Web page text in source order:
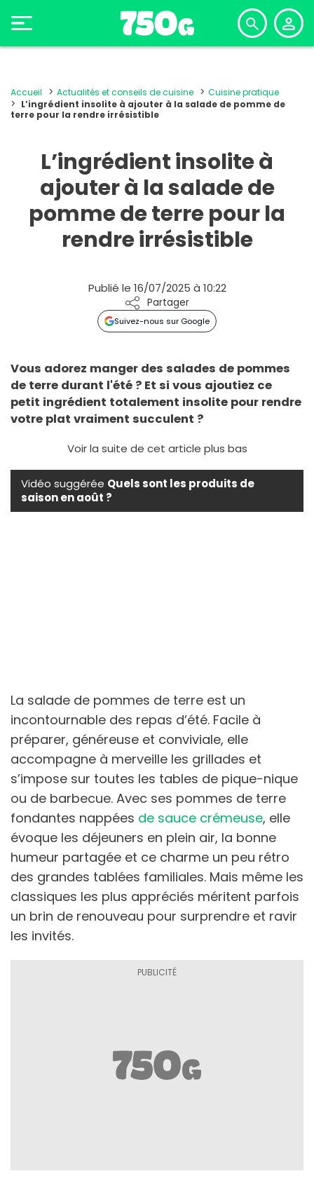
Accueil Actualités et conseils de cuisine
Cuisine pratique
L’ingrédient insolite à ajouter à la salade de pomme de
terre pour la rendre irrésistible
L’ingrédient insolite à
ajouter à la salade de
pomme de terre pour la
rendre irrésistible
Publié le 16/07/2025 à 10:22
Partager
Suivez-nous sur Google
Vous adorez manger des salades de pommes
de terre durant l'été ? Et si vous ajoutiez ce
petit ingrédient totalement insolite pour rendre
votre plat vraiment succulent ?
Voir la suite de cet article plus bas
Vidéo suggérée Quels sont les produits de
saison en août ?
La salade de pommes de terre est un
incontournable des repas d’été. Facile à
préparer, généreuse et conviviale, elle
accompagne à merveille les grillades et
s’impose sur toutes les tables de pique-nique
ou de barbecue. Avec ses pommes de terre
fondantes nappées de sauce crémeuse, elle
évoque les déjeuners en plein air, la bonne
humeur partagée et ce charme un peu rétro
des grandes tablées familiales. Mais même les
classiques les plus appréciés méritent parfois
un brin de renouveau pour surprendre et ravir
les invités.